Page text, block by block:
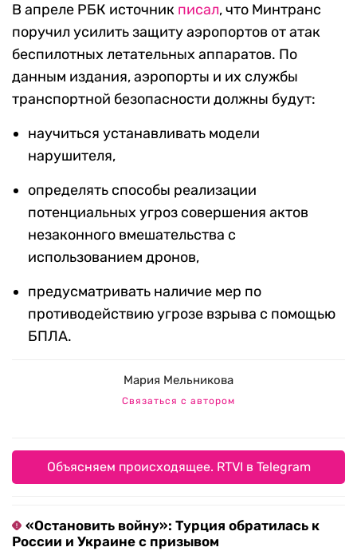
В апреле РБК источник писал, что Минтранс
поручил усилить защиту аэропортов от атак
беспилотных летательных аппаратов. По
данным издания, аэропорты и их службы
транспортной безопасности должны будут:
научиться устанавливать модели
нарушителя,
определять способы реализации
потенциальных угроз совершения актов
незаконного вмешательства с
использованием дронов,
предусматривать наличие мер по
противодействию угрозе взрыва с помощью
БПЛА.
Мария Мельникова
Связаться с автором
Объясняем происходящее. RTVI в Telegram
«Остановить войну»: Турция обратилась к
России и Украине с призывом